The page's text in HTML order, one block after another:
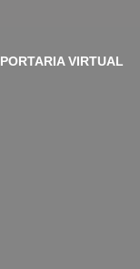
PORTARIA VIRTUAL